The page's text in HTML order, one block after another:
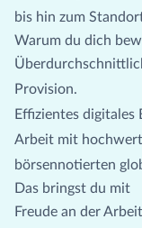
bis hin zum
Warum du dich
Provision.
Effizientes digitales
Arbeit mit
börsennotierten
Das bringst du mit
Freude an der